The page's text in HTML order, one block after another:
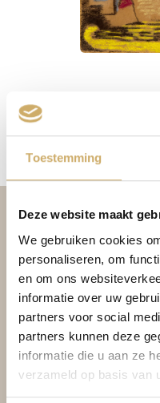
Toestemming
Deze website maakt
We gebruiken cookies
personaliseren, om
en om ons
informatie over uw
partners voor social
partners kunnen deze
informatie die u aan ze
verzameld op basis van